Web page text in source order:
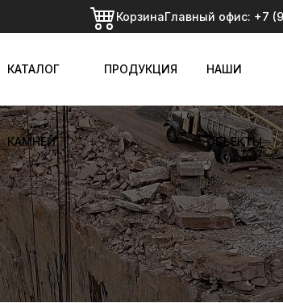
КорзинаГлавный офис: +7
КАТАЛОГ
КАМНЕЙ
ПРОДУКЦИЯ НАШИ
ОБЪЕКТЫ